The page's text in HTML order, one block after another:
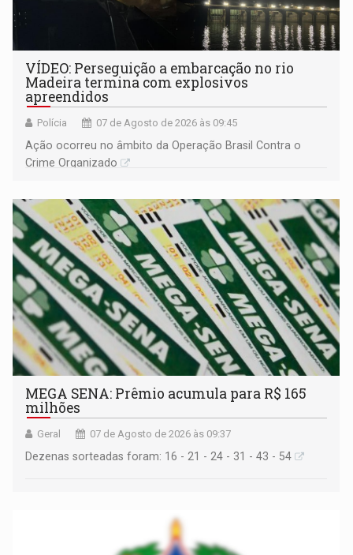
VÍDEO: Perseguição a embarcação no rio
Madeira termina com explosivos
apreendidos
Polícia 07 de Agosto de 2026 às 09:45
Ação ocorreu no âmbito da Operação Brasil Contra o
Crime Organizado
MEGA SENA: Prêmio acumula para R$ 165
milhões
Geral 07 de Agosto de 2026 às 09:37
Dezenas sorteadas foram: 16 - 21 - 24 - 31 - 43 - 54